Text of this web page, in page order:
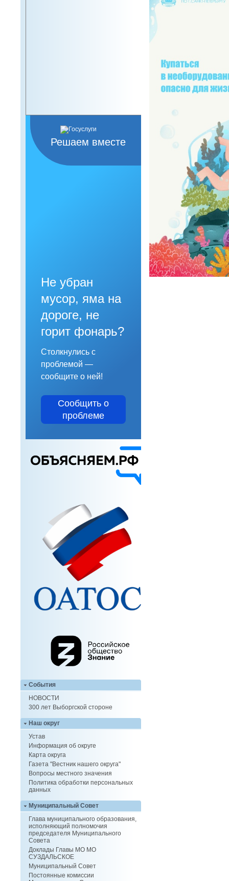
Решаем вместе
Не убран
мусор, яма на
дороге, не
горит фонарь?
Столкнулись с
проблемой —
сообщите о ней!
Сообщить о
проблеме
События
НОВОСТИ
300 лет Выборгской стороне
Наш округ
Устав
Информация об округе
Карта округа
Газета "Вестник нашего округа"
Вопросы местного значения
Политика обработки персональных
данных
Муниципальный Совет
Глава муниципального образования,
исполняющий полномочия
председателя Муниципального
Совета
Доклады Главы МО МО
СУЗДАЛЬСКОЕ
Муниципальный Совет
Постоянные комиссии